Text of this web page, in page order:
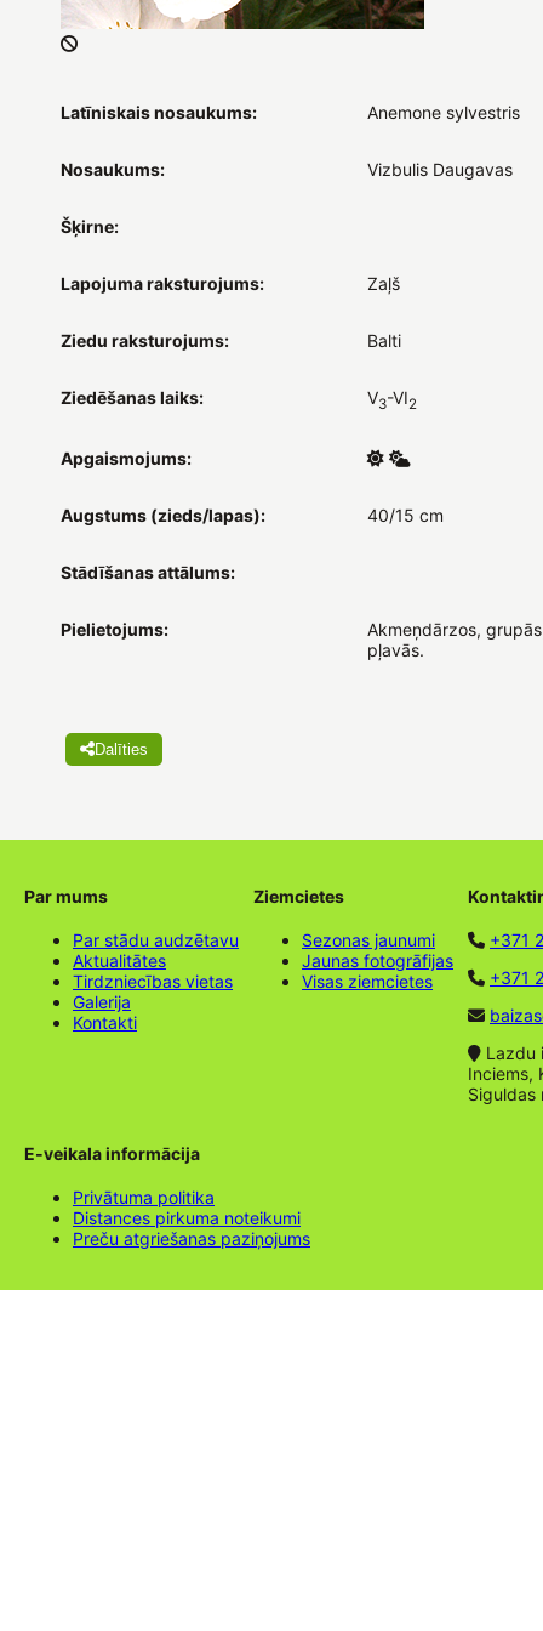
Latīniskais nosaukums: Anemone sylvestris
Nosaukums: Vizbulis Daugavas
Šķirne:
Lapojuma raksturojums: Zaļš
Ziedu raksturojums: Balti
Ziedēšanas laiks: V3-VI2
Apgaismojums:
Augstums (zieds/lapas): 40/15 cm
Stādīšanas attālums:
Pielietojums:
Akmeņdārzos,
pļavās.
Dalīties
Par mums
Par stādu audzētavu
Aktualitātes
Tirdzniecības vietas
Galerija
Kontakti
Ziemcietes
Sezonas jaunumi
Jaunas fotogrāfijas
Visas ziemcietes
+371
+371
Lazdu
Inciems,
Siguldas
E-veikala informācija
Privātuma politika
Distances pirkuma noteikumi
Preču atgriešanas paziņojums